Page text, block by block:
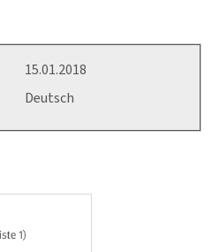
15.01.2018
Deutsch